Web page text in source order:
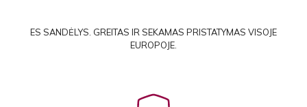
ES SANDĖLYS. GREITAS IR SEKAMAS PRISTATYMAS VISOJE
EUROPOJE.